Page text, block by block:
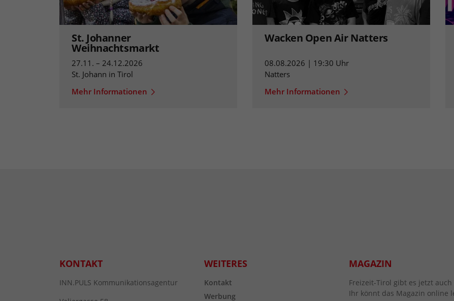
St. Johanner
Weihnachtsmarkt
27.11. – 24.12.2026
St. Johann in Tirol
Mehr Informationen
Wacken Open Air Natters
08.08.2026 | 19:30 Uhr
Natters
Mehr Informationen
KONTAKT
INN.PULS Kommunikationsagentur
WEITERES
Kontakt
Werbung
MAGAZIN
Freizeit-Tirol gibt es jetzt auch
Ihr könnt das Magazin online